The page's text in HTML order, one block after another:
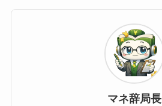
マネ辞局長